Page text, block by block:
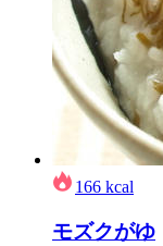
166 kcal
モズクがゆ